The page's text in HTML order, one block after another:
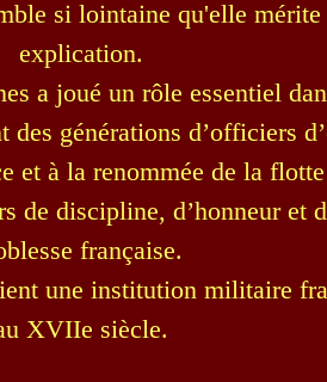
si lointaine qu'elle mérite
explication.
a joué un rôle essentiel
des générations d’officiers
et à la renommée de la
de discipline, d’honneur et
française.
une institution militaire
XVIIe siècle.